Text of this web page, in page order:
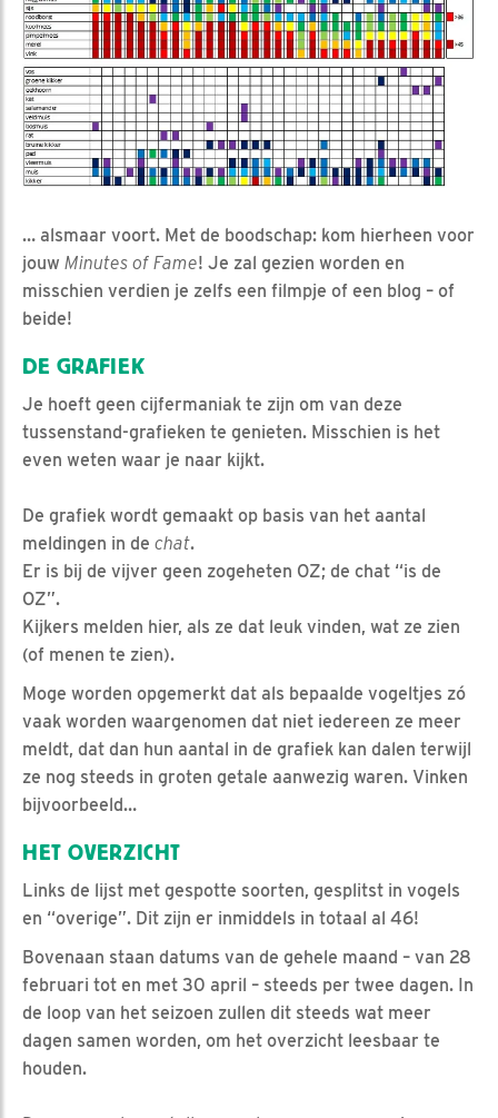
… alsmaar voort. Met de boodschap: kom hierheen voor
jouw Minutes of Fame! Je zal gezien worden en
misschien verdien je zelfs een filmpje of een blog – of
beide!
DE GRAFIEK
Je hoeft geen cijfermaniak te zijn om van deze
tussenstand-grafieken te genieten. Misschien is het
even weten waar je naar kijkt.
De grafiek wordt gemaakt op basis van het aantal
meldingen in de chat.
Er is bij de vijver geen zogeheten OZ; de chat “is de
OZ”.
Kijkers melden hier, als ze dat leuk vinden, wat ze zien
(of menen te zien).
Moge worden opgemerkt dat als bepaalde vogeltjes zó
vaak worden waargenomen dat niet iedereen ze meer
meldt, dat dan hun aantal in de grafiek kan dalen terwijl
ze nog steeds in groten getale aanwezig waren. Vinken
bijvoorbeeld…
HET OVERZICHT
Links de lijst met gespotte soorten, gesplitst in vogels
en “overige”. Dit zijn er inmiddels in totaal al 46!
Bovenaan staan datums van de gehele maand – van 28
februari tot en met 30 april – steeds per twee dagen. In
de loop van het seizoen zullen dit steeds wat meer
dagen samen worden, om het overzicht leesbaar te
houden.